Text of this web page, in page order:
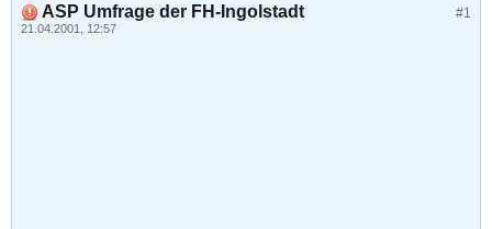
#1
ASP Umfrage der FH-Ingolstadt
21.04.2001, 12:57